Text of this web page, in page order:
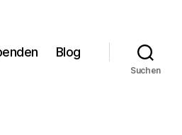
Blog
Suchen